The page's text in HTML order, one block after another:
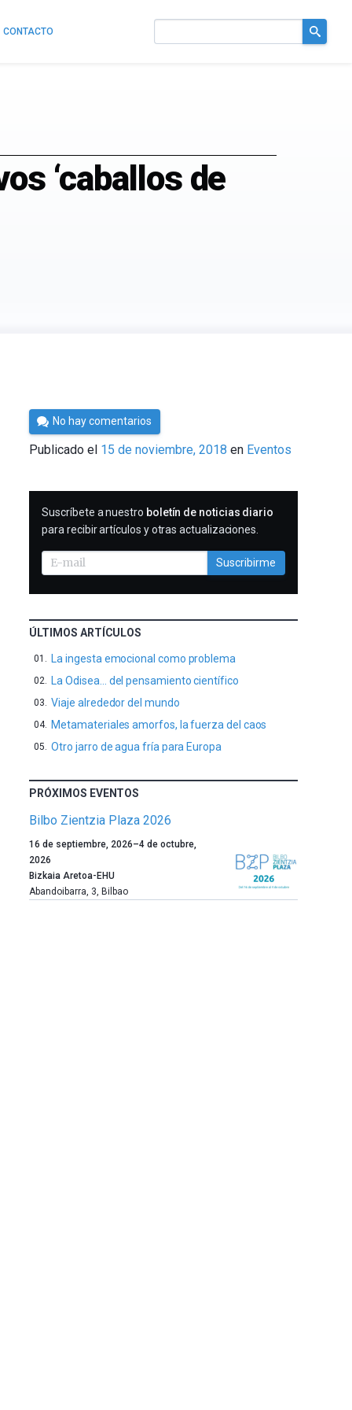
CONTACTO
‘caballos de
Por
César
Tomé
No hay comentarios
Publicado el 15 de noviembre, 2018 en Eventos
SUSCRIBIRME
Suscríbete a nuestro boletín de noticias diario
para recibir artículos y otras actualizaciones.
Suscribirme
ÚLTIMOS ARTÍCULOS
La ingesta emocional como problema
La Odisea… del pensamiento científico
Viaje alrededor del mundo
Metamateriales amorfos, la fuerza del caos
Otro jarro de agua fría para Europa
PRÓXIMOS EVENTOS
Bilbo Zientzia Plaza 2026
Un
año
más,
Bilbao
16 de septiembre, 2026–4 de octubre,
2026
Bizkaia Aretoa-EHU
Abandoibarra, 3, Bilbao